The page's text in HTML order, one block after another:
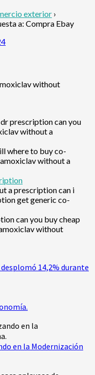
exterior ›
a: Compra Ebay
without
prescription can you
without a
where to buy co-
without a
a prescription can i
get generic co-
can you buy cheap
without
14,2% durante
en la Modernización